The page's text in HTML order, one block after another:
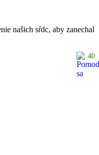
našich sŕdc, aby zanechal
40